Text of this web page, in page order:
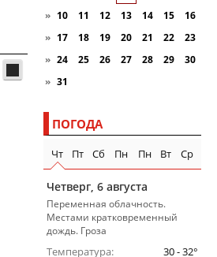
» 10 11 12 13 14 15
16
» 17 18 19 20 21 22
23
» 24 25 26 27 28 29
30
» 31
ПОГОДА
Чт Пт Сб Пн Пн Вт Ср
Четверг, 6 августа
Переменная облачность.
Местами кратковременный
дождь. Гроза
Температура
30 - 32°